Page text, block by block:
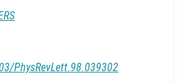
PhysRevLett.98.039302